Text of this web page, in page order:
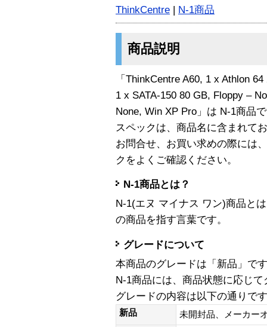
ThinkCentre | N-1商品
商品説明
「ThinkCentre A60, 1 x Athlon
1 x SATA-150 80 GB, Floppy –
None, Win XP Pro」は N-1商品
スペックは、商品名に含まれて
お問合せ、お買い求めの際には
クをよくご確認ください。
N-1商品とは？
N-1(エヌ マイナス ワン)商品と
の商品を指す言葉です。
グレードについて
本商品のグレードは「新品」です
N-1商品には、商品状態に応じ
グレードの内容は以下の通りで
新品
未開封品、メーカー